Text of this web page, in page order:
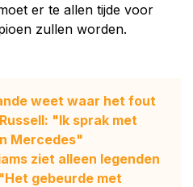
er te allen tijde voor
zullen worden.
weet waar het fout
"Ik sprak met
Mercedes"
ziet alleen legenden
gebeurde met